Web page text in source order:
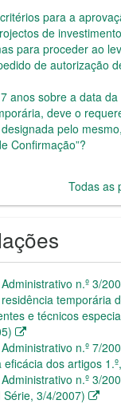
para a
de
para proceder ao
de autorização
anos sobre a data
deve o
pelo
Confirmação”?
Todas as
n.º 3/
temporária
e técnicos
n.º 7/
dos artigos
n.º 3/
3/4/2007)